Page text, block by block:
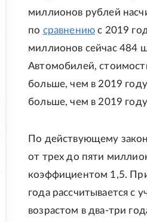
миллионов рублей
по сравнению с 2019
миллионов сейчас 484
Автомобилей,
больше, чем в 2019
больше, чем в 2019
По действующему
от трех до пяти
коэффициентом 1,5.
года рассчитывается
возрастом в два-три